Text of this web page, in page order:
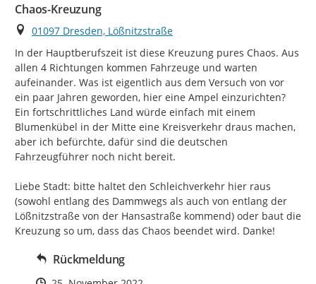
Chaos-Kreuzung
Ort
01097 Dresden, Lößnitzstraße
In der Hauptberufszeit ist diese Kreuzung pures Chaos. Aus
allen 4 Richtungen kommen Fahrzeuge und warten
aufeinander. Was ist eigentlich aus dem Versuch von vor
ein paar Jahren geworden, hier eine Ampel einzurichten?
Ein fortschrittliches Land würde einfach mit einem
Blumenkübel in der Mitte eine Kreisverkehr draus machen,
aber ich befürchte, dafür sind die deutschen
Fahrzeugführer noch nicht bereit.
Liebe Stadt: bitte haltet den Schleichverkehr hier raus
(sowohl entlang des Dammwegs als auch von entlang der
Lößnitzstraße von der Hansastraße kommend) oder baut die
Kreuzung so um, dass das Chaos beendet wird. Danke!
Rückmeldung